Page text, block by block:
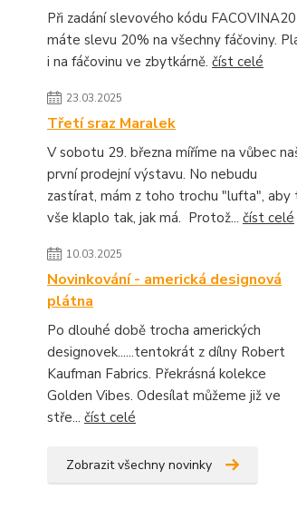
Při zadání slevového kódu FACOVINA20
máte slevu 20% na všechny fáčoviny.
i na fáčovinu ve zbytkárně. číst celé
23.03.2025
Třetí sraz Maralek
V sobotu 29. března míříme na vůbec
první prodejní výstavu. No nebudu
zastírat, mám z toho trochu "lufta", aby
vše klaplo tak, jak má. Protož... číst celé
10.03.2025
Novinkování - americká designová
plátna
Po dlouhé době trocha amerických
designovek......tentokrát z dílny Robert
Kaufman Fabrics. Překrásná kolekce
Golden Vibes. Odesílat můžeme již ve
stře... číst celé
Zobrazit všechny novinky